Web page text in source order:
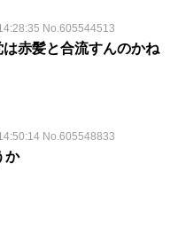
No.605544513
赤髪と合流すんのかね
No.605548833
か